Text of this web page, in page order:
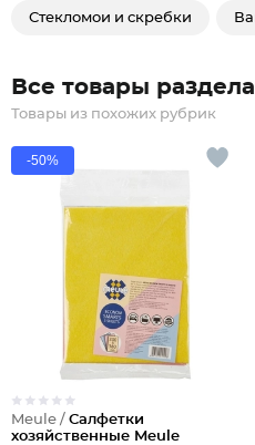
Стекломои и скребки
Все товары раздела
Товары из похожих рубрик
-50%
Meule / Салфетки
хозяйственные Meule